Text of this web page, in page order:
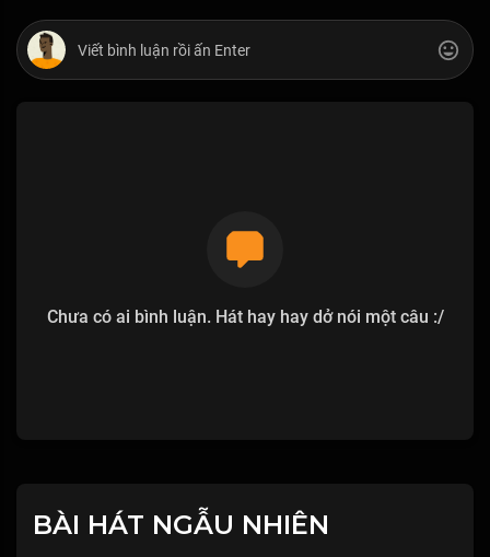
Chưa có ai bình luận. Hát hay hay dở nói một câu :/
BÀI HÁT NGẪU NHIÊN